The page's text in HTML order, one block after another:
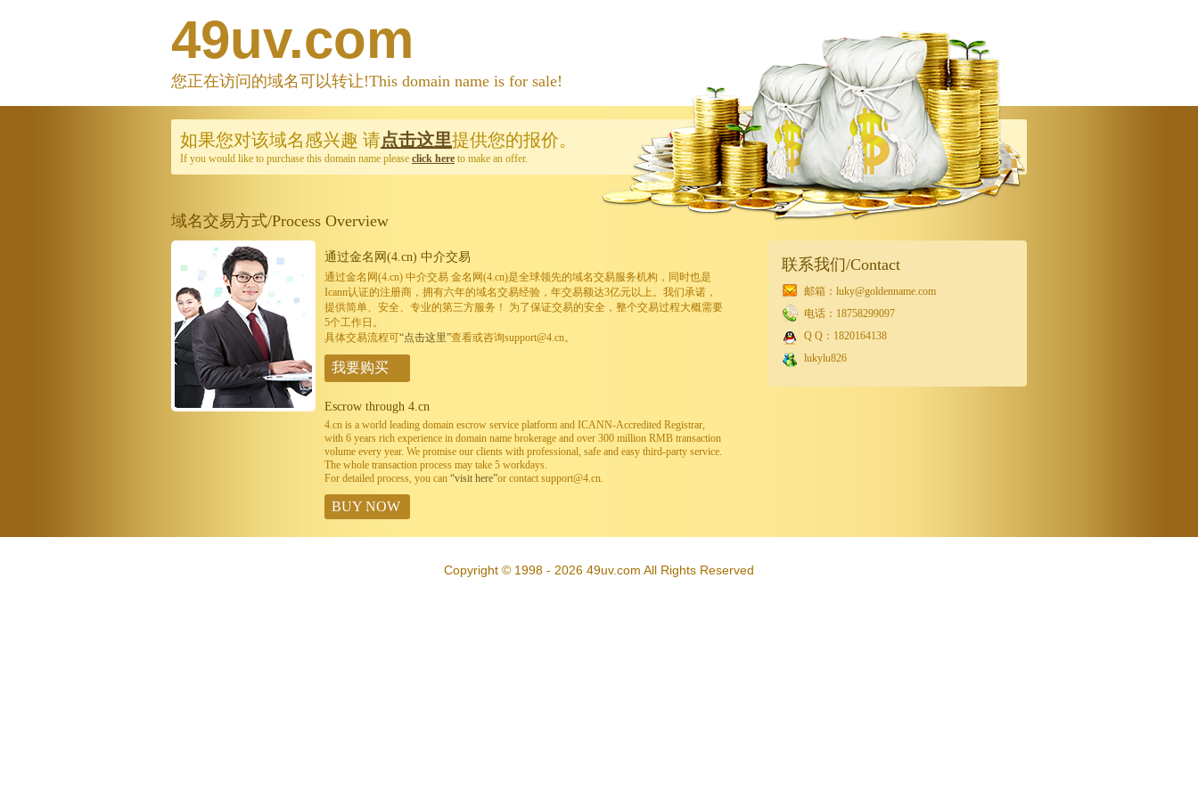
49uv.com
您正在访问的域名可以转让!This domain name is for sale!
如果您对该域名感兴趣 请点击这里提供您的报价。
If you would like to purchase this domain name please click here to make an offer.
域名交易方式/Process Overview
通过金名网(4.cn) 中介交易
通过金名网(4.cn) 中介交易 金名网(4.cn)是全球领先的域名交易服务机构，同时也是
Icann认证的注册商，拥有六年的域名交易经验，年交易额达3亿元以上。我们承诺，
提供简单、安全、专业的第三方服务！ 为了保证交易的安全，整个交易过程大概需要
5个工作日。
具体交易流程可“点击这里”查看或咨询support@4.cn。
我要购买
Escrow through 4.cn
4.cn is a world leading domain escrow service platform and ICANN-Accredited Registrar,
with 6 years rich experience in domain name brokerage and over 300 million RMB transaction
volume every year. We promise our clients with professional, safe and easy third-party service.
The whole transaction process may take 5 workdays.
For detailed process, you can “visit here”or contact support@4.cn.
BUY NOW
联系我们/Contact
邮箱：luky@goldenname.com
电话：18758299097
Q Q：1820164138
lukylu826
Copyright © 1998 - 2026 49uv.com All Rights Reserved